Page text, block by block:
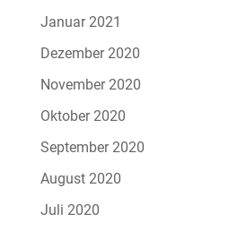
Januar 2021
Dezember 2020
November 2020
Oktober 2020
September 2020
August 2020
Juli 2020